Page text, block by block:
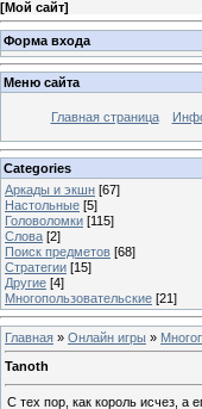
[Мой сайт]
Форма входа
Меню сайта
Главная страница
Categories
Аркады и экшн [67]
Настольные [5]
Головоломки [115]
Слова [2]
Поиск предметов [68]
Стратегии [15]
Другие [4]
Многопользовательские [21]
Главная » Онлайн игры »
Tanoth
С тех пор, как король исчез, а